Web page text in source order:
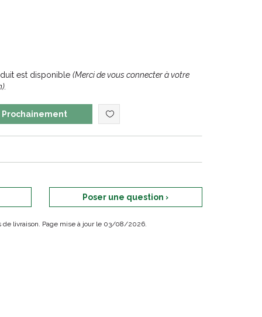
est disponible (Merci de vous connecter à votre
Prochainement
Poser une question ›
de livraison. Page mise à jour le 03/08/2026.